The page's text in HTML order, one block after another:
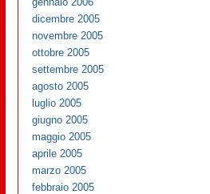
dicembre 2005
novembre 2005
ottobre 2005
settembre 2005
agosto 2005
luglio 2005
giugno 2005
maggio 2005
aprile 2005
marzo 2005
febbraio 2005